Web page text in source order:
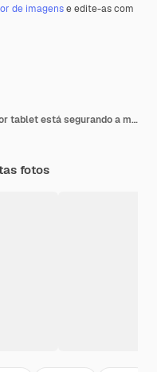
de imagense edite-as com
Garota arquiteta com computador tablet está segurando a mão atrás da cabeça no fundo branco
fotos